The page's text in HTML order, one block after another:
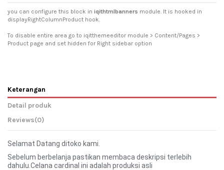
you can configure this block in iqithtmlbanners module. It is hooked in
displayRightColumnProduct hook.
To disable entire area go to iqitthemeeditor module > Content/Pages >
Product page and set hidden for Right sidebar option
Keterangan
Detail produk
Reviews(0)
Selamat Datang ditoko kami.
Sebelum berbelanja pastikan membaca deskripsi terlebih
dahulu.Celana cardinal ini adalah produksi asli